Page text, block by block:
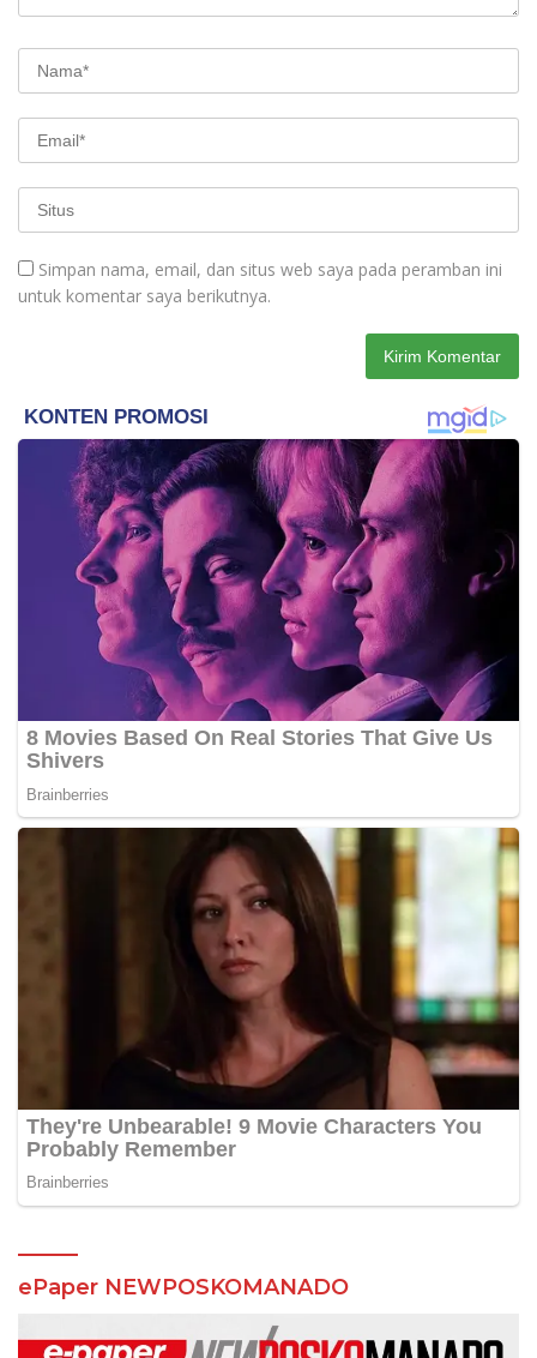
Simpan nama, email, dan situs web saya pada peramban ini
untuk komentar saya berikutnya.
ePaper NEWPOSKOMANADO